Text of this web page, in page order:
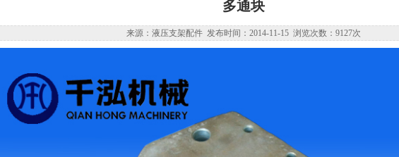
多通块
来源：液压支架配件 发布时间：2014-11-15 浏览次数：9127次